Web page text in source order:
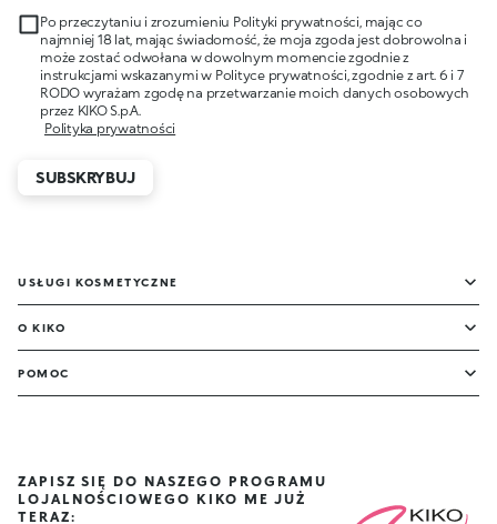
Po przeczytaniu i zrozumieniu Polityki prywatności, mając co
najmniej 18 lat, mając świadomość, że moja zgoda jest dobrowolna i
może zostać odwołana w dowolnym momencie zgodnie z
instrukcjami wskazanymi w Polityce prywatności, zgodnie z art. 6 i 7
RODO wyrażam zgodę na przetwarzanie moich danych osobowych
przez KIKO S.p.A.
Polityka prywatności
SUBSKRYBUJ
USŁUGI KOSMETYCZNE
O KIKO
POMOC
ZAPISZ SIĘ DO NASZEGO PROGRAMU
LOJALNOŚCIOWEGO KIKO ME JUŻ
TERAZ: